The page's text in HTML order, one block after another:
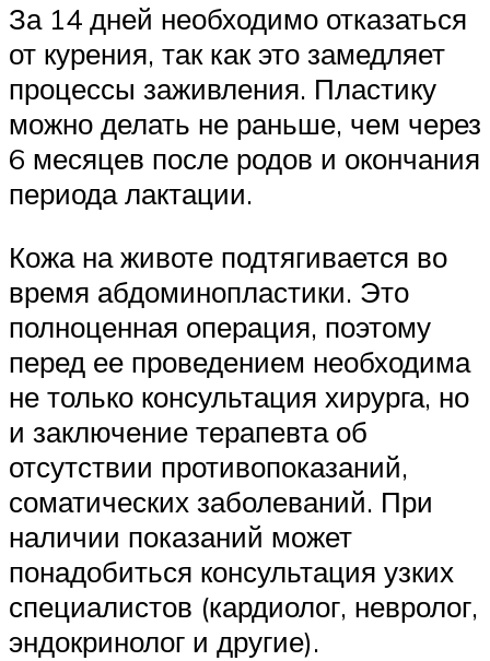
За 14 дней необходимо отказаться
от курения, так как это замедляет
процессы заживления. Пластику
можно делать не раньше, чем через
6 месяцев после родов и окончания
периода лактации.
Кожа на животе подтягивается во
время абдоминопластики. Это
полноценная операция, поэтому
перед ее проведением необходима
не только консультация хирурга, но
и заключение терапевта об
отсутствии противопоказаний,
соматических заболеваний. При
наличии показаний может
понадобиться консультация узких
специалистов (кардиолог, невролог,
эндокринолог и другие).